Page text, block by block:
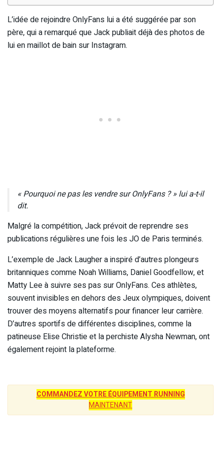
L’idée de rejoindre OnlyFans lui a été suggérée par son
père, qui a remarqué que Jack publiait déjà des photos de
lui en maillot de bain sur Instagram.
« Pourquoi ne pas les vendre sur OnlyFans ? » lui a-t-il
dit.
Malgré la compétition, Jack prévoit de reprendre ses
publications régulières une fois les JO de Paris terminés.
L’exemple de Jack Laugher a inspiré d’autres plongeurs
britanniques comme Noah Williams, Daniel Goodfellow, et
Matty Lee à suivre ses pas sur OnlyFans. Ces athlètes,
souvent invisibles en dehors des Jeux olympiques, doivent
trouver des moyens alternatifs pour financer leur carrière.
D’autres sportifs de différentes disciplines, comme la
patineuse Elise Christie et la perchiste Alysha Newman, ont
également rejoint la plateforme.
COMMANDEZ VOTRE ÉQUIPEMENT RUNNING
MAINTENANT